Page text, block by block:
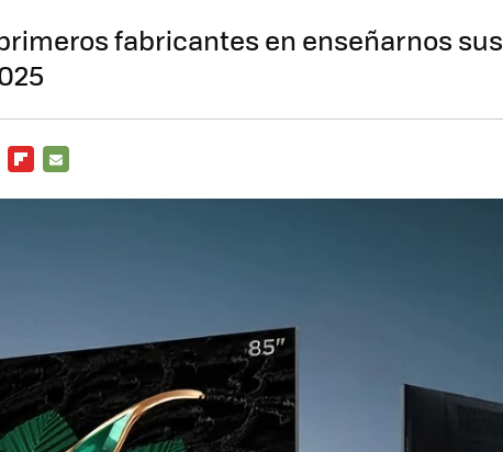
fabricantes en enseñarnos sus